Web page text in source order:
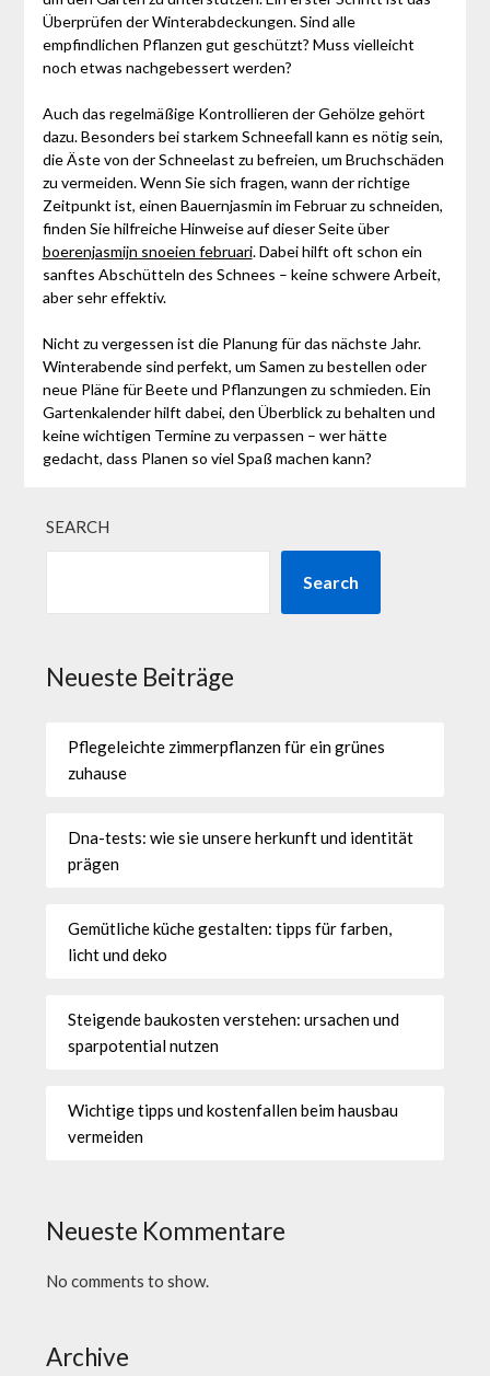
Überprüfen der Winterabdeckungen. Sind alle
empfindlichen Pflanzen gut geschützt? Muss vielleicht
noch etwas nachgebessert werden?
Auch das regelmäßige Kontrollieren der Gehölze gehört
dazu. Besonders bei starkem Schneefall kann es nötig sein,
die Äste von der Schneelast zu befreien, um Bruchschäden
zu vermeiden. Wenn Sie sich fragen, wann der richtige
Zeitpunkt ist, einen Bauernjasmin im Februar zu schneiden,
finden Sie hilfreiche Hinweise auf dieser Seite über
boerenjasmijn snoeien februari. Dabei hilft oft schon ein
sanftes Abschütteln des Schnees – keine schwere Arbeit,
aber sehr effektiv.
Nicht zu vergessen ist die Planung für das nächste Jahr.
Winterabende sind perfekt, um Samen zu bestellen oder
neue Pläne für Beete und Pflanzungen zu schmieden. Ein
Gartenkalender hilft dabei, den Überblick zu behalten und
keine wichtigen Termine zu verpassen – wer hätte
gedacht, dass Planen so viel Spaß machen kann?
SEARCH
Search
Neueste Beiträge
Pflegeleichte zimmerpflanzen für ein grünes
zuhause
Dna-tests: wie sie unsere herkunft und identität
prägen
Gemütliche küche gestalten: tipps für farben,
licht und deko
Steigende baukosten verstehen: ursachen und
sparpotential nutzen
Wichtige tipps und kostenfallen beim hausbau
vermeiden
Neueste Kommentare
No comments to show.
Archive